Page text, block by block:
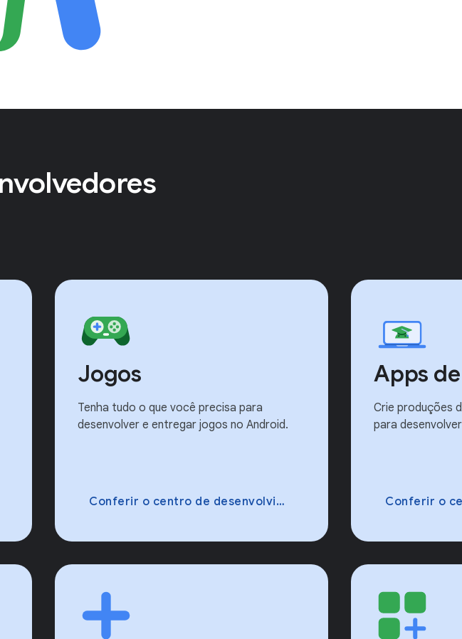
Jogos
Tenha tudo o que você precisa para
desenvolver e entregar jogos no Android.
Conferir o centro de desenvolvimento
Apps
Crie produções
para
Conferir o